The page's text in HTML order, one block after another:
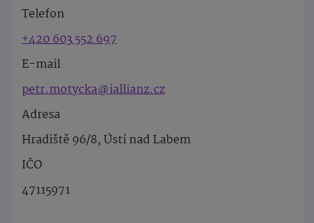
Telefon
+420 603 552 697
E-mail
petr.motycka@iallianz.cz
Adresa
Hradiště 96/8, Ústí nad Labem
IČO
47115971